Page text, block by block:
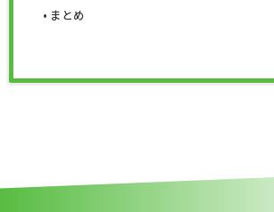
まとめ